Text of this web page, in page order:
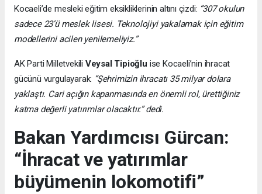
Kocaeli’de mesleki eğitim eksikliklerinin altını çizdi: “307 okulun
sadece 23’ü meslek lisesi. Teknolojiyi yakalamak için eğitim
modellerini acilen yenilemeliyiz.”
AK Parti Milletvekili Veysal Tipioğlu ise Kocaeli’nin ihracat
gücünü vurgulayarak: “Şehrimizin ihracatı 35 milyar dolara
yaklaştı. Cari açığın kapanmasında en önemli rol, ürettiğiniz
katma değerli yatırımlar olacaktır.” dedi.
Bakan Yardımcısı Gürcan:
“İhracat ve yatırımlar
büyümenin lokomotifi”